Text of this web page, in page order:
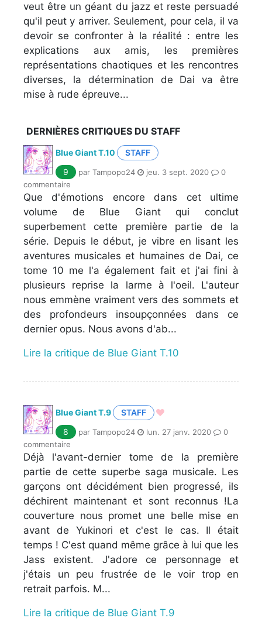
veut être un géant du jazz et reste persuadé
qu'il peut y arriver. Seulement, pour cela, il va
devoir se confronter à la réalité : entre les
explications aux amis, les premières
représentations chaotiques et les rencontres
diverses, la détermination de Dai va être
mise à rude épreuve...
DERNIÈRES CRITIQUES DU STAFF
Blue Giant T.10
STAFF
9
par Tampopo24 jeu. 3 sept. 2020
0
commentaire
Que d'émotions encore dans cet ultime
volume de Blue Giant qui conclut
superbement cette première partie de la
série. Depuis le début, je vibre en lisant les
aventures musicales et humaines de Dai, ce
tome 10 me l'a également fait et j'ai fini à
plusieurs reprise la larme à l'oeil. L'auteur
nous emmène vraiment vers des sommets et
des profondeurs insoupçonnées dans ce
dernier opus. Nous avons d'ab...
Lire la critique de Blue Giant T.10
Blue Giant T.9
STAFF
8
par Tampopo24 lun. 27 janv. 2020
0
commentaire
Déjà l'avant-dernier tome de la première
partie de cette superbe saga musicale. Les
garçons ont décidément bien progressé, ils
déchirent maintenant et sont reconnus !La
couverture nous promet une belle mise en
avant de Yukinori et c'est le cas. Il était
temps ! C'est quand même grâce à lui que les
Jass existent. J'adore ce personnage et
j'étais un peu frustrée de le voir trop en
retrait parfois. M...
Lire la critique de Blue Giant T.9